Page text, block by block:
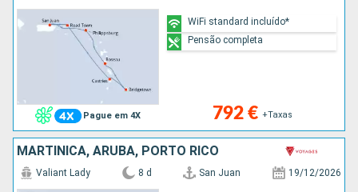
Pague em 4X 792 € +Taxas
WiFi standard incluído*
Pensão completa
MARTINICA, ARUBA, PORTO RICO
Valiant Lady 8 d San Juan 19/12/2026